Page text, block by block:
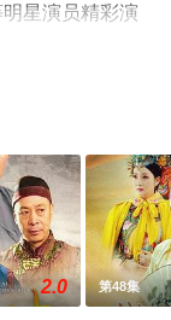
星演员精彩演
第24集已完
剧情信息可移
2.0 第48集